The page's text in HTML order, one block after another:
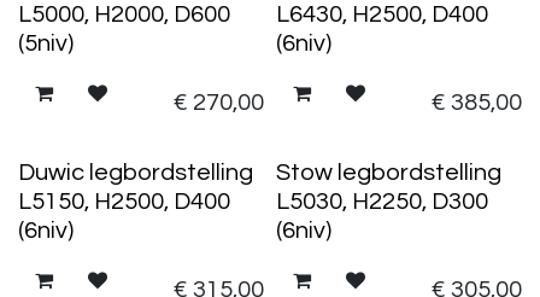
L5000, H2000, D600
(5niv)
€ 270,00
L6430, H2500, D400
(6niv)
€ 385,00
Duwic legbordstelling
L5150, H2500, D400
(6niv)
€ 315,00
Stow legbordstelling
L5030, H2250, D300
(6niv)
€ 305,00